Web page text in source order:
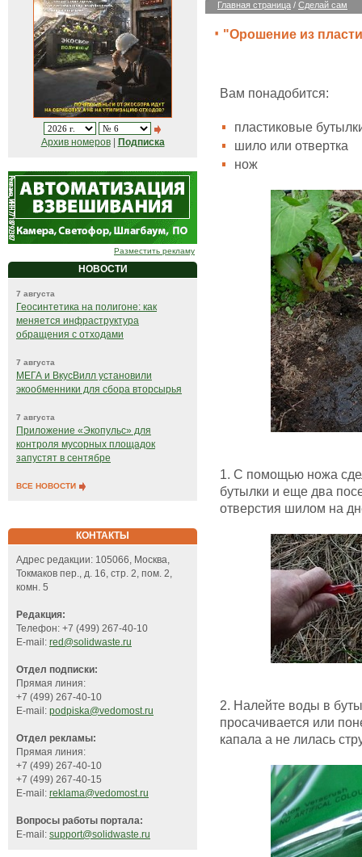
Архив номеров| Подписка
Разместить рекламу
НОВОСТИ
7 августа
Геосинтетика на полигоне: как
меняется инфраструктура
обращения с отходами
7 августа
МЕГА и ВкусВилл установили
экообменники для сбора вторсырья
7 августа
Приложение «Экопульс» для
контроля мусорных площадок
запустят в сентябре
ВСЕ НОВОСТИ
КОНТАКТЫ
Адрес редакции: 105066, Москва,
Токмаков пер., д. 16, стр. 2, пом. 2,
комн. 5
Редакция:
Телефон: +7 (499) 267-40-10
E-mail: red@solidwaste.ru
Отдел подписки:
Прямая линия:
+7 (499) 267-40-10
E-mail: podpiska@vedomost.ru
Отдел рекламы:
Прямая линия:
+7 (499) 267-40-10
+7 (499) 267-40-15
E-mail: reklama@vedomost.ru
Вопросы работы портала:
E-mail: support@solidwaste.ru
Главная страница / Сделай сам
"Орошение из
Вам понадобится:
пластиковые
шило или отвертка
нож
1. С помощью ножа
бутылки и еще два
отверстия шилом на
2. Налейте воды в
просачивается или
капала а не лилась